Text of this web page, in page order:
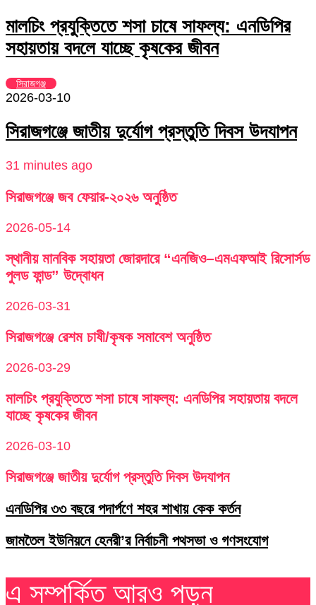
মালচিং প্রযুক্তিতে শসা চাষে সাফল্য: এনডিপির
সহায়তায় বদলে যাচ্ছে কৃষকের জীবন
সিরাজগঞ্জ
2026-03-10
সিরাজগঞ্জে জাতীয় দুর্যোগ প্রস্তুতি দিবস উদযাপন
31 minutes ago
সিরাজগঞ্জে জব ফেয়ার-২০২৬ অনুষ্ঠিত
2026-05-14
স্থানীয় মানবিক সহায়তা জোরদারে “এনজিও–এমএফআই রিসোর্সড
পুলড ফান্ড” উদ্বোধন
2026-03-31
সিরাজগঞ্জে রেশম চাষী/কৃষক সমাবেশ অনুষ্ঠিত
2026-03-29
মালচিং প্রযুক্তিতে শসা চাষে সাফল্য: এনডিপির সহায়তায় বদলে
যাচ্ছে কৃষকের জীবন
2026-03-10
সিরাজগঞ্জে জাতীয় দুর্যোগ প্রস্তুতি দিবস উদযাপন
এনডিপির ৩৩ বছরে পদার্পণে শহর শাখায় কেক কর্তন
জামতৈল ইউনিয়নে হেনরী’র নির্বাচনী পথসভা ও গণসংযোগ
এ সম্পর্কিত আরও পড়ুন